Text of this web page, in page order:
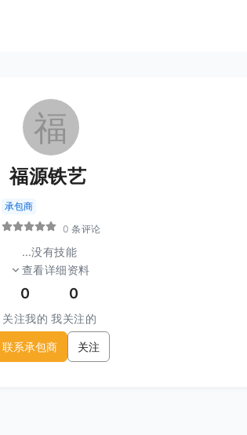
福
福源铁艺
承包商
0 条评论
...没有技能
查看详细资料
0
关注我的
0
我关注的
联系承包商 关注